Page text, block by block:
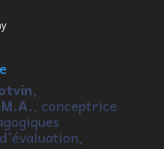
, conceptrice